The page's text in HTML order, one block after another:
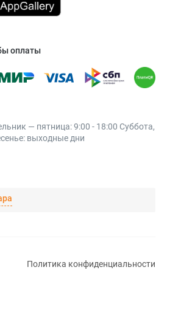
оплаты
— пятница: 9:00 - 18:00 Суббота,
выходные дни
Политика конфиденциальности